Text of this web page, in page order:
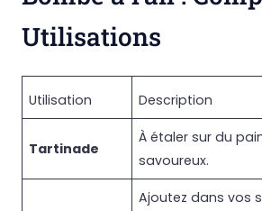
Utilisations
Utilisation Description
Tartinade
À étaler sur du
savoureux.
Ajoutez dans vos